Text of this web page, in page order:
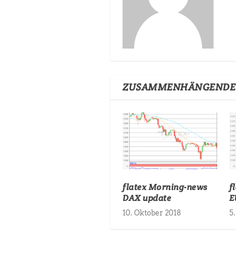
ZUSAMMENHÄNGENDE
flatex Morning-news
DAX update
10. Oktober 2018